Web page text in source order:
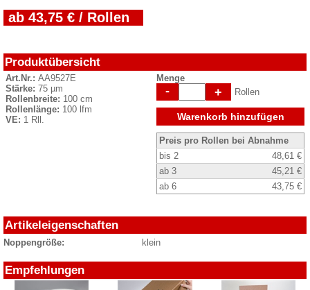
ab 43,75 € / Rollen
Produktübersicht
Art.Nr.: AA9527E
Stärke: 75 µm
Rollenbreite: 100 cm
Rollenlänge: 100 lfm
VE: 1 Rll.
Menge
- + Rollen
Warenkorb hinzufügen
Preis pro Rollen bei Abnahme
bis 2
48,61 €
ab 3
45,21 €
ab 6
43,75 €
Artikeleigenschaften
Noppengröße: klein
Empfehlungen